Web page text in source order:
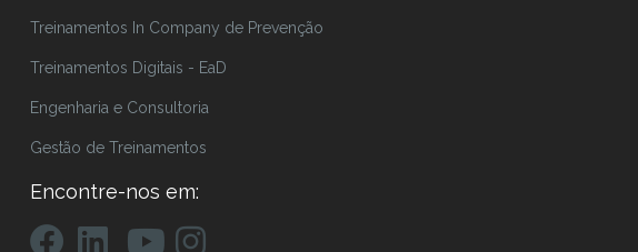
Treinamentos In Company de Prevenção
Treinamentos Digitais - EaD
Engenharia e Consultoria
Gestão de Treinamentos
Encontre-nos em: